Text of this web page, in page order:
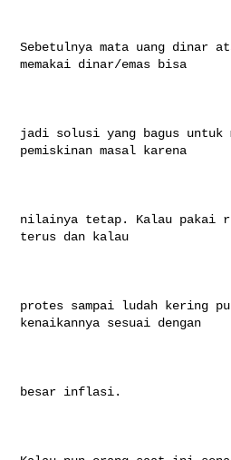
Sebetulnya mata uang dinar
memakai dinar/emas bisa
jadi solusi yang bagus untuk
pemiskinan masal karena
nilainya tetap. Kalau pakai
terus dan kalau
protes sampai ludah kering
kenaikannya sesuai dengan
besar inflasi.